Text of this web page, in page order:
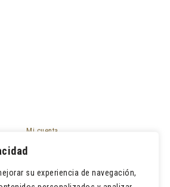
su experiencia de navegación,
Mi cuenta
Mis pedidos
Lista de deseos